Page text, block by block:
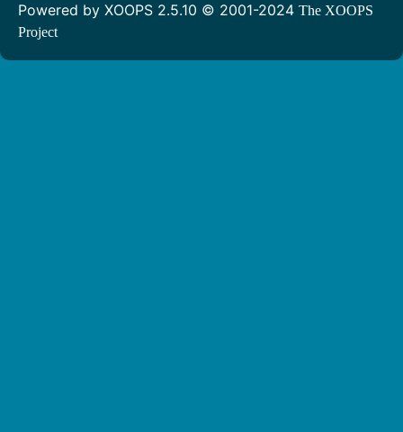
Powered by XOOPS 2.5.10 © 2001-2024 The XOOPS
Project